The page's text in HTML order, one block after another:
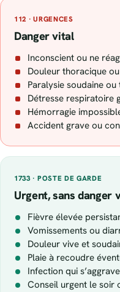
112 · URGENCES
Danger vital
Inconscient ou ne
Douleur thoracique
Paralysie soudaine
Détresse respiratoire
Hémorragie
Accident grave ou
1733 · POSTE DE GARDE
Urgent, sans danger
Fièvre élevée
Vomissements ou
Douleur vive et
Plaie à recoudre
Infection qui s’aggrave
Conseil urgent le soir